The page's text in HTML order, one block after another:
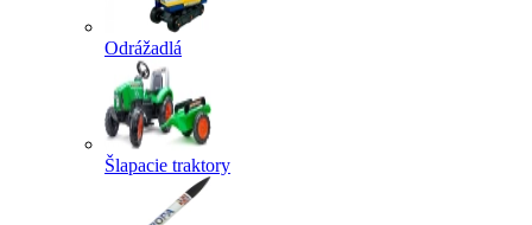
Odrážadlá
Šlapacie traktory